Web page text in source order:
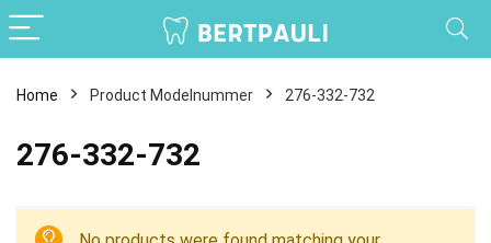
Home Product Modelnummer 276-332-732
276-332-732